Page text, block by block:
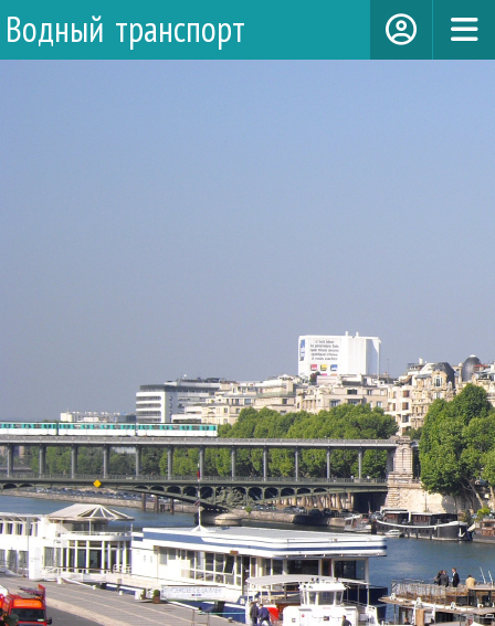
Водный транспорт